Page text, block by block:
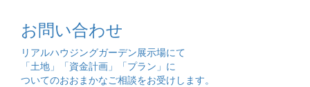
お問い合わせ
リアルハウジングガーデン展示場にて
「土地」「資金計画」「プラン」に
ついてのおおまかなご相談をお受けします。